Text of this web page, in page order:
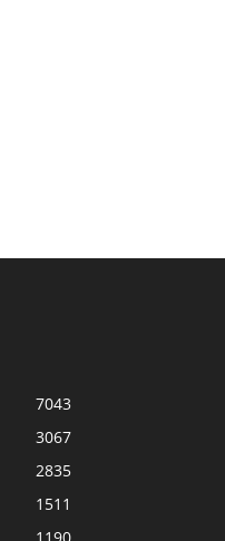
7043
3067
2835
1511